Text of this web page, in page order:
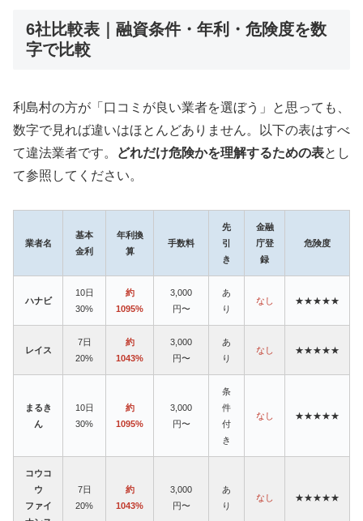
6社比較表｜融資条件・年利・危険度を数
字で比較
利島村の方が「口コミが良い業者を選ぼう」と思っても、
数字で見れば違いはほとんどありません。以下の表はすべ
て違法業者です。
どれだけ危険かを理解するための表とし
て参照してください。
業者名
基本
金利
年利換
算
手数料
先
引
き
金融
庁登
録
危険度
ハナビ
10日
30%
約
1095%
3,000
円〜
あ
り
なし ★★★★★
レイス
7日
20%
約
1043%
3,000
円〜
あ
り
なし ★★★★★
まるき
ん
10日
30%
約
1095%
3,000
円〜
条
件
付
き
なし ★★★★★
コウコ
ウ
ファイ
7日
20%
約
1043%
3,000
円〜
あ
り
なし ★★★★★